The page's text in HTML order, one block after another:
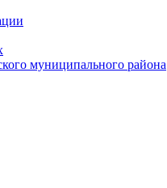
муниципального района